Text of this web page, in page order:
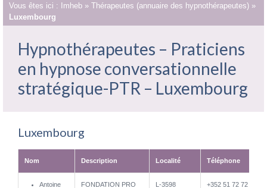
Vous êtes ici : Imheb » Thérapeutes (annuaire des hypnothérapeutes) »
Luxembourg
Hypnothérapeutes – Praticiens
en hypnose conversationnelle
stratégique-PTR – Luxembourg
Luxembourg
Nom Description Localité Téléphone
Antoine
FONDATION PRO
L-3598
+352 51 72 72 31